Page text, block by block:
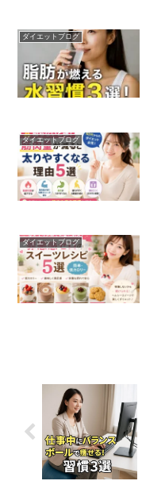
ダイエットブログ
ダイエットブログ
ダイエットブログ